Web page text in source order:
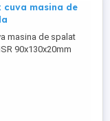
masina de
masina de spalat
90x130x20mm
masini de
model WMC17,
IPSO model HF245,
WE245, WE304,
nu include TVA si